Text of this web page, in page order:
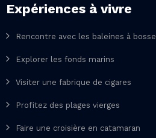
Expériences à vivre
Rencontre avec les baleines à bosse
Explorer les fonds marins
Visiter une fabrique de cigares
Profitez des plages vierges
Faire une croisière en catamaran